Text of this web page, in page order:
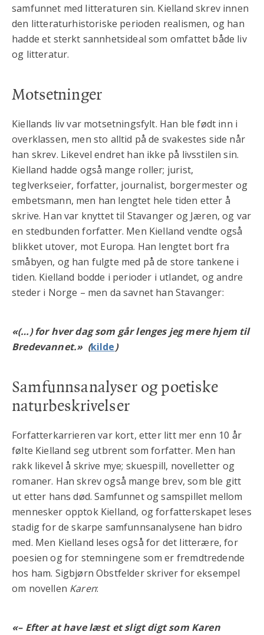
samfunnet med litteraturen sin. Kielland skrev innen
den litteraturhistoriske perioden realismen, og han
hadde et sterkt sannhetsideal som omfattet både liv
og litteratur.
Motsetninger
Kiellands liv var motsetningsfylt. Han ble født inn i
overklassen, men sto alltid på de svakestes side når
han skrev. Likevel endret han ikke på livsstilen sin.
Kielland hadde også mange roller; jurist,
teglverkseier, forfatter, journalist, borgermester og
embetsmann, men han lengtet hele tiden etter å
skrive. Han var knyttet til Stavanger og Jæren, og var
en stedbunden forfatter. Men Kielland vendte også
blikket utover, mot Europa. Han lengtet bort fra
småbyen, og han fulgte med på de store tankene i
tiden. Kielland bodde i perioder i utlandet, og andre
steder i Norge – men da savnet han Stavanger:
«(…) for hver dag som går lenges jeg mere hjem til
Bredevannet.» (kilde)
Samfunnsanalyser og poetiske
naturbeskrivelser
Forfatterkarrieren var kort, etter litt mer enn 10 år
følte Kielland seg utbrent som forfatter. Men han
rakk likevel å skrive mye; skuespill, novelletter og
romaner. Han skrev også mange brev, som ble gitt
ut etter hans død. Samfunnet og samspillet mellom
mennesker opptok Kielland, og forfatterskapet leses
stadig for de skarpe samfunnsanalysene han bidro
med. Men Kielland leses også for det litterære, for
poesien og for stemningene som er fremdtredende
hos ham. Sigbjørn Obstfelder skriver for eksempel
om novellen Karen:
«– Efter at have læst et sligt digt som Karen